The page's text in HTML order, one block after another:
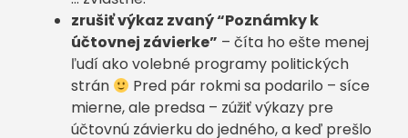
zrušiť výkaz zvaný “Poznámky k
účtovnej závierke” – číta ho ešte menej
ľudí ako volebné programy politických
strán
Pred pár rokmi sa podarilo – síce
mierne, ale predsa – zúžiť výkazy pre
účtovnú závierku do jedného, a keď prešlo